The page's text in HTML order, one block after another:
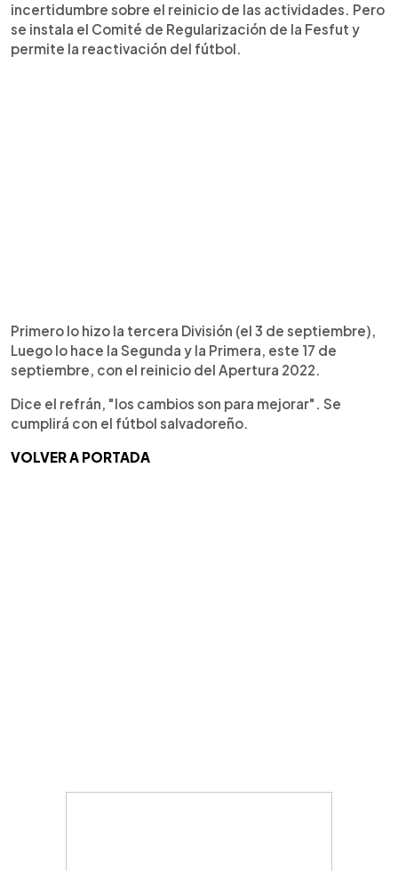
incertidumbre sobre el reinicio de las actividades. Pero
se instala el Comité de Regularización de la Fesfut y
permite la reactivación del fútbol.
Primero lo hizo la tercera División (el 3 de septiembre),
Luego lo hace la Segunda y la Primera, este 17 de
septiembre, con el reinicio del Apertura 2022.
Dice el refrán, "los cambios son para mejorar". Se
cumplirá con el fútbol salvadoreño.
VOLVER A PORTADA